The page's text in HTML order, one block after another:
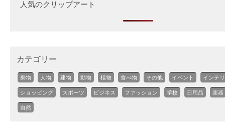
人気のクリップアート
カテゴリー
乗物 人物 建物 動物 植物 食べ物 その他 イベント インテ
ショッピング スポーツ ビジネス ファッション 学校 日用品 楽器
自然